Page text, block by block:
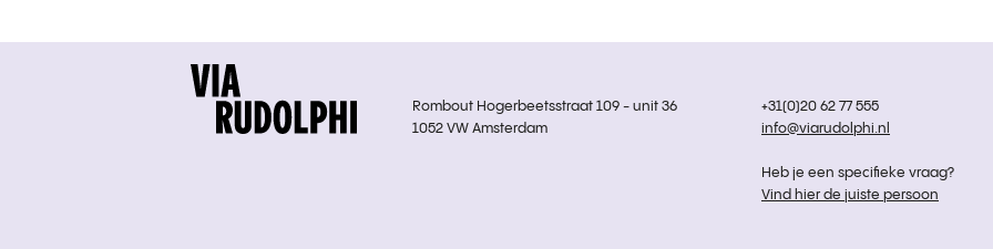
Rombout Hogerbeetsstraat 109 - unit 36
1052 VW Amsterdam
+31(0)20 62 77 555
info@viarudolphi.nl
Heb je een specifieke vraag?
Vind hier de juiste persoon